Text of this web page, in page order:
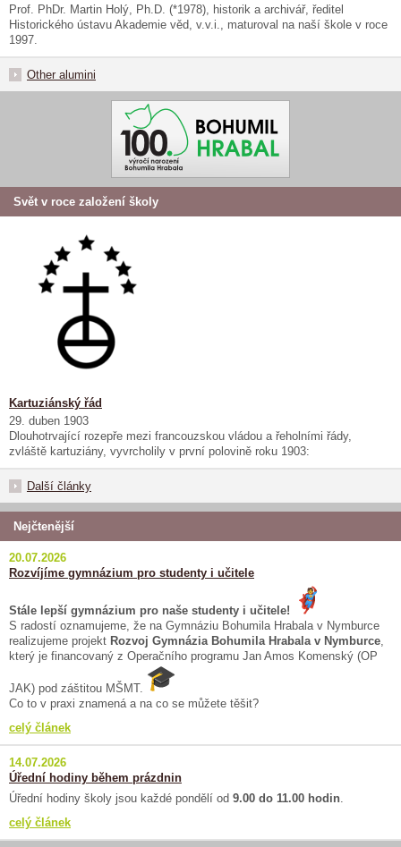
Prof. PhDr. Martin Holý, Ph.D. (*1978), historik a archivář, ředitel
Historického ústavu Akademie věd, v.v.i., maturoval na naší škole v roce
1997.
Other alumini
Svět v roce založení školy
Kartuziánský řád
29. duben 1903
Dlouhotrvající rozepře mezi francouzskou vládou a řeholními řády,
zvláště kartuziány, vyvrcholily v první polovině roku 1903:
Další články
Nejčtenější
20.07.2026
Rozvíjíme gymnázium pro studenty i učitele
Stále lepší gymnázium pro naše studenty i učitele!
S radostí oznamujeme, že na Gymnáziu Bohumila Hrabala v Nymburce
realizujeme projekt Rozvoj Gymnázia Bohumila Hrabala v Nymburce,
který je financovaný z Operačního programu Jan Amos Komenský (OP
JAK) pod záštitou MŠMT.
Co to v praxi znamená a na co se můžete těšit?
celý článek
14.07.2026
Úřední hodiny během prázdnin
Úřední hodiny školy jsou každé pondělí od 9.00 do 11.00 hodin.
celý článek